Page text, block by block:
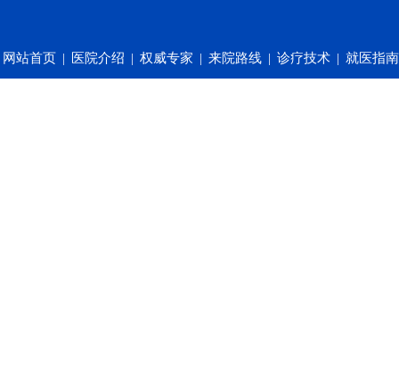
网站首页 | 医院介绍 | 权威专家 | 来院路线 | 诊疗技术 | 就医指南